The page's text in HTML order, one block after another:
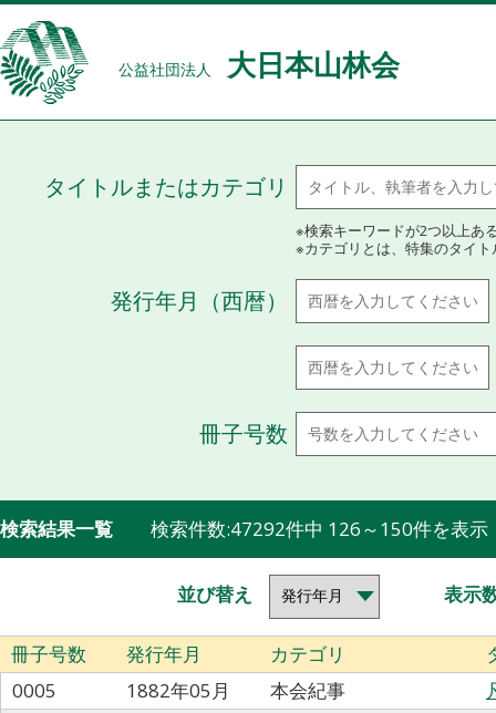
公益社団法人 大日本山林会
タイトルまたはカテゴリ
※検索キーワードが2つ以上あ
※カテゴリとは、特集のタイ
発行年月（西暦）
冊子号数
検索結果一覧 検索件数:47292件中 126～150件を表示
並び替え 表示
冊子号数 発行年月 カテゴリ
0005
1882年05月 本会紀事